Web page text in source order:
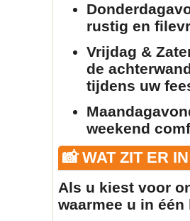
rustig en
Vrijdag &
de
tijdens uw
weekend
📸 WAT ZIT ER
Als u kiest voor
waarmee u in